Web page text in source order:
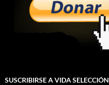
SUSCRIBIRSE A VIDA SELECCIÓN